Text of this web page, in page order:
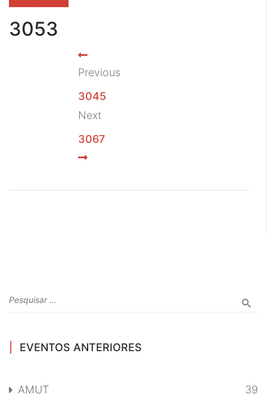
3053
Previous
3045
Next
3067
EVENTOS ANTERIORES
AMUT 39